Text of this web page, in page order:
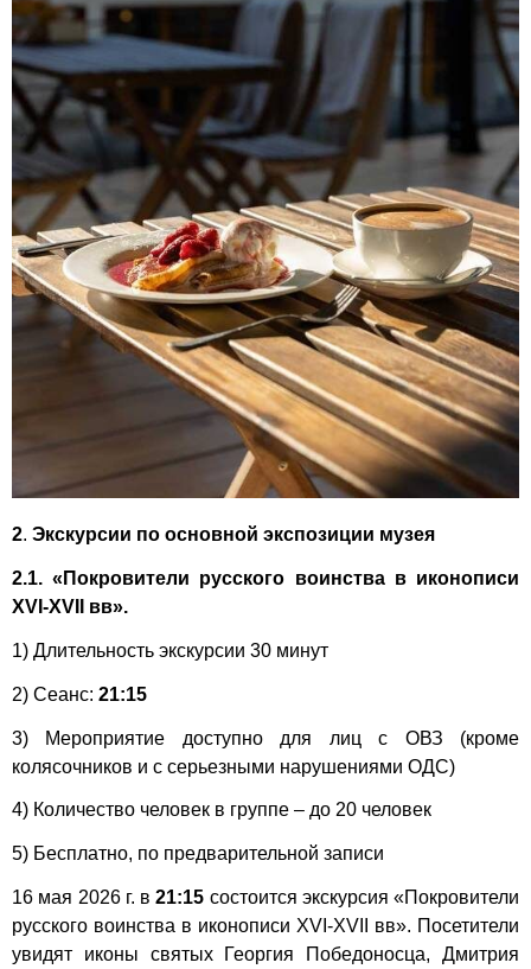
2. Экскурсии по основной экспозиции музея
2.1. «Покровители русского воинства в иконописи
XVI-XVII вв».
1) Длительность экскурсии 30 минут
2) Сеанс: 21:15
3) Мероприятие доступно для лиц с ОВЗ (кроме
колясочников и с серьезными нарушениями ОДС)
4) Количество человек в группе – до 20 человек
5) Бесплатно, по предварительной записи
16 мая 2026 г. в21:15 состоится экскурсия «Покровители
русского воинства в иконописи XVI-XVII вв». Посетители
увидят иконы святых Георгия Победоносца, Дмитрия